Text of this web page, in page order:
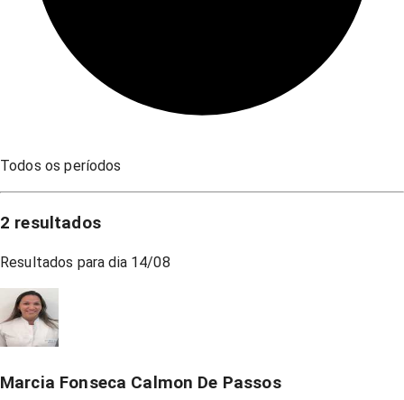
Todos os períodos
2 resultados
Resultados para dia 14/08
Marcia Fonseca Calmon De Passos